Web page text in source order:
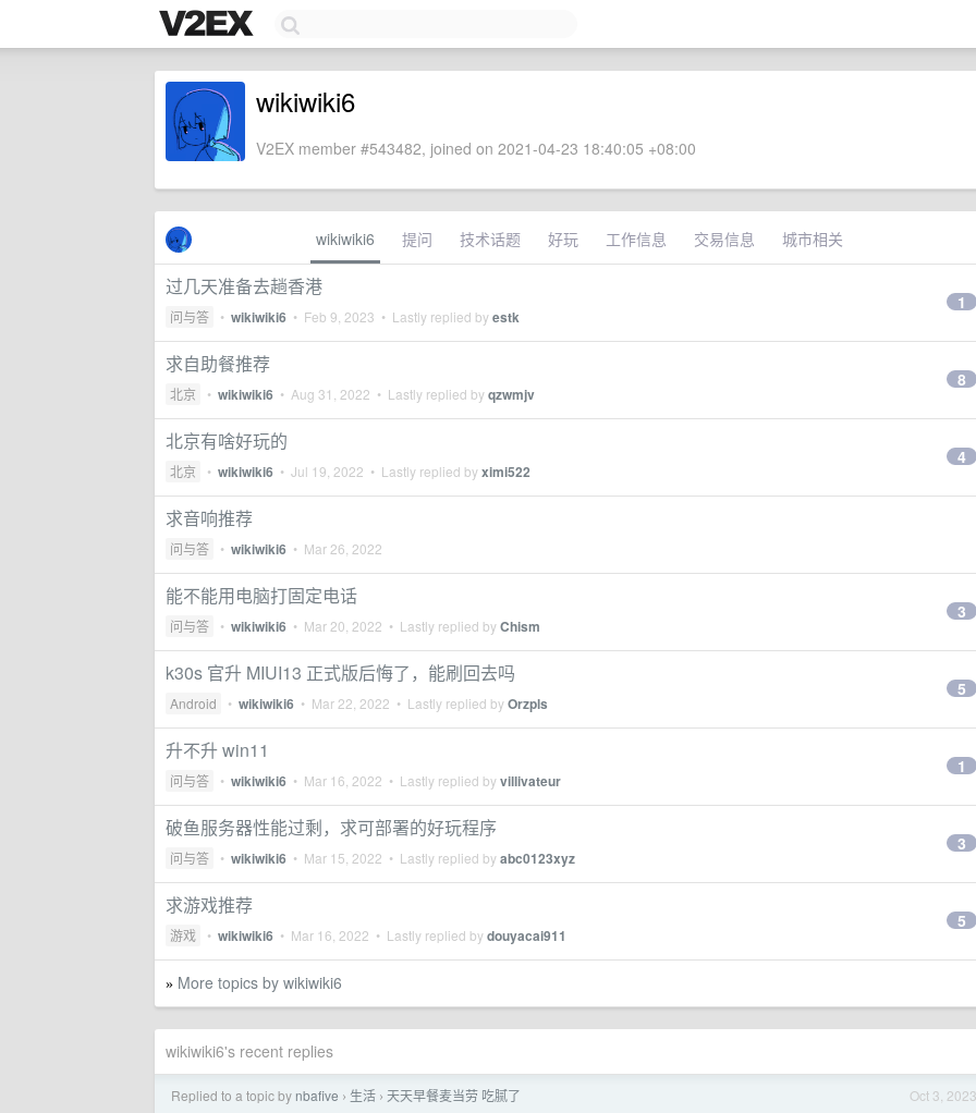
wikiwiki6
V2EX member #543482, joined on 2021-04-23 18:40:05 +08:00
wikiwiki6 提问 技术话题 好玩 工作信息 交易信息 城市相关
过几天准备去趟香港
问与答 • wikiwiki6 • Feb 9, 2023 • Lastly replied byestk
1
求自助餐推荐
北京 • wikiwiki6 • Aug 31, 2022 • Lastly replied byqzwmjv
8
北京有啥好玩的
北京 • wikiwiki6 • Jul 19, 2022 • Lastly replied byximi522
4
求音响推荐
问与答 • wikiwiki6 • Mar 26, 2022
能不能用电脑打固定电话
问与答 • wikiwiki6 • Mar 20, 2022 • Lastly replied byChism
3
k30s 官升 MIUI13 正式版后悔了，能刷回去吗
Android • wikiwiki6 • Mar 22, 2022 • Lastly replied byOrzpls
5
升不升 win11
问与答 • wikiwiki6 • Mar 16, 2022 • Lastly replied byvillivateur
1
破鱼服务器性能过剩，求可部署的好玩程序
问与答 • wikiwiki6 • Mar 15, 2022 • Lastly replied byabc0123xyz
3
求游戏推荐
游戏 • wikiwiki6 • Mar 16, 2022 • Lastly replied bydouyacai911
5
» More topics by wikiwiki6
wikiwiki6's recent replies
Oct 3, 2023
Replied to a topic by nbafive › 生活 › 天天早餐麦当劳 吃腻了